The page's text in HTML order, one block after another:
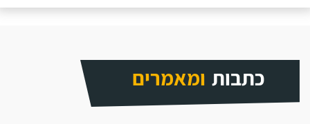
כתבות ומאמרים